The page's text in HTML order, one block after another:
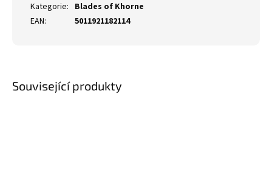
Související produkty
Kategorie: Blades of Khorne
EAN: 5011921182114